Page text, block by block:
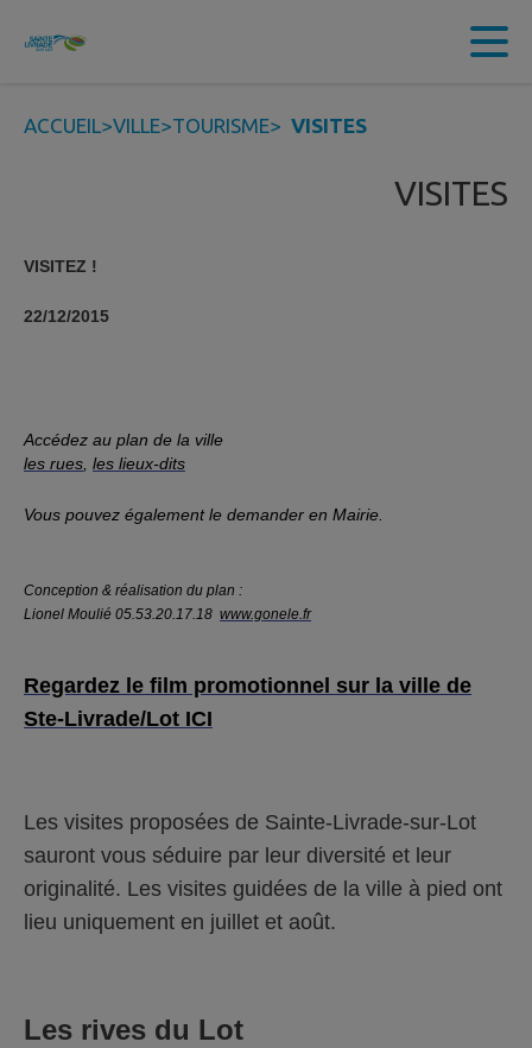
Contenu
ACCUEIL>VILLE>TOURISME> VISITES
VISITES
VISITEZ !
22/12/2015
Accédez au plan de la ville
les rues, les lieux-dits
Vous pouvez également le demander en Mairie.
Conception & réalisation du plan :
Lionel Moulié 05.53.20.17.18 www.gonele.fr
Regardez le film promotionnel sur la ville de
Ste-Livrade/Lot ICI
Les visites proposées de Sainte-Livrade-sur-Lot
sauront vous séduire par leur diversité et leur
originalité. Les visites guidées de la ville à pied ont
lieu uniquement en juillet et août.
Les rives du Lot